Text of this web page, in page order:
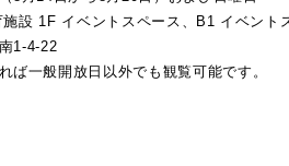
設 1F イベントスペース、B1 イベント
1-4-22
ば一般開放日以外でも観覧可能です。